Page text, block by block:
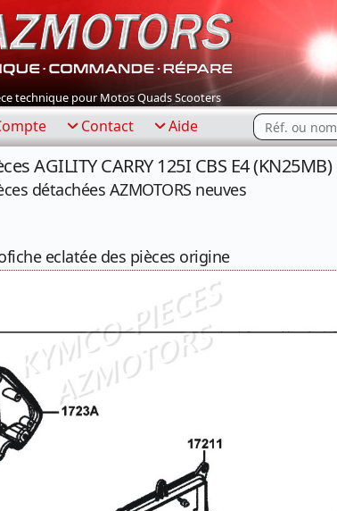
technique pour Motos Quads Scooters
Contact Aide Rechercher...
AGILITY CARRY 125I CBS E4 (KN25MB)
détachées AZMOTORS neuves
eclatée des pièces origine